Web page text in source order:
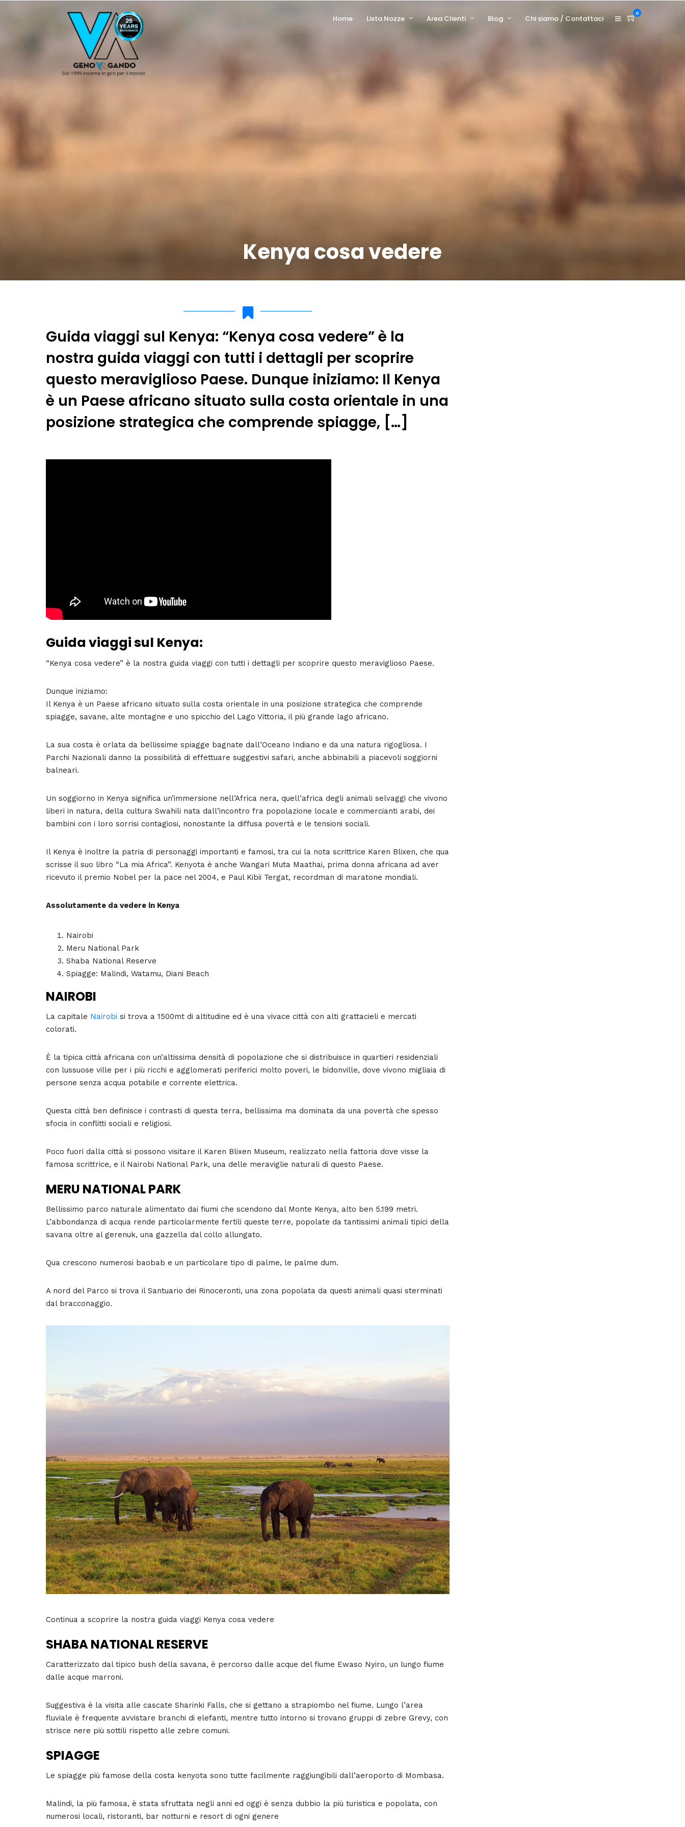
Home Lista Nozze Area Clienti Blog Chi siamo / Contattaci
0
Kenya cosa vedere
Guida viaggi sul Kenya: “Kenya cosa vedere” è la
nostra guida viaggi con tutti i dettagli per scoprire
questo meraviglioso Paese. Dunque iniziamo: Il Kenya
è un Paese africano situato sulla costa orientale in una
posizione strategica che comprende spiagge, […]
Guida viaggi sul Kenya:
“Kenya cosa vedere” è la nostra guida viaggi con tutti i dettagli per scoprire questo meraviglioso Paese.
Dunque iniziamo:
Il Kenya è un Paese africano situato sulla costa orientale in una posizione strategica che comprende
spiagge, savane, alte montagne e uno spicchio del Lago Vittoria, il più grande lago africano.
La sua costa è orlata da bellissime spiagge bagnate dall’Oceano Indiano e da una natura rigogliosa. I
Parchi Nazionali danno la possibilità di effettuare suggestivi safari, anche abbinabili a piacevoli soggiorni
balneari.
Un soggiorno in Kenya significa un’immersione nell’Africa nera, quell’africa degli animali selvaggi che vivono
liberi in natura, della cultura Swahili nata dall’incontro fra popolazione locale e commercianti arabi, dei
bambini con i loro sorrisi contagiosi, nonostante la diffusa povertà e le tensioni sociali.
Il Kenya è inoltre la patria di personaggi importanti e famosi, tra cui la nota scrittrice Karen Blixen, che qua
scrisse il suo libro “La mia Africa”. Kenyota è anche Wangari Muta Maathai, prima donna africana ad aver
ricevuto il premio Nobel per la pace nel 2004, e Paul Kibii Tergat, recordman di maratone mondiali.
Assolutamente da vedere in Kenya
Nairobi
Meru National Park
Shaba National Reserve
Spiagge: Malindi, Watamu, Diani Beach
NAIROBI
La capitale Nairobi si trova a 1500mt di altitudine ed è una vivace città con alti grattacieli e mercati
colorati.
È la tipica città africana con un’altissima densità di popolazione che si distribuisce in quartieri residenziali
con lussuose ville per i più ricchi e agglomerati periferici molto poveri, le bidonville, dove vivono migliaia di
persone senza acqua potabile e corrente elettrica.
Questa città ben definisce i contrasti di questa terra, bellissima ma dominata da una povertà che spesso
sfocia in conflitti sociali e religiosi.
Poco fuori dalla città si possono visitare il Karen Blixen Museum, realizzato nella fattoria dove visse la
famosa scrittrice, e il Nairobi National Park, una delle meraviglie naturali di questo Paese.
MERU NATIONAL PARK
Bellissimo parco naturale alimentato dai fiumi che scendono dal Monte Kenya, alto ben 5.199 metri.
L’abbondanza di acqua rende particolarmente fertili queste terre, popolate da tantissimi animali tipici della
savana oltre al gerenuk, una gazzella dal collo allungato.
Qua crescono numerosi baobab e un particolare tipo di palme, le palme dum.
A nord del Parco si trova il Santuario dei Rinoceronti, una zona popolata da questi animali quasi sterminati
dal bracconaggio.
Continua a scoprire la nostra guida viaggi Kenya cosa vedere
SHABA NATIONAL RESERVE
Caratterizzato dal tipico bush della savana, è percorso dalle acque del fiume Ewaso Nyiro, un lungo fiume
dalle acque marroni.
Suggestiva è la visita alle cascate Sharinki Falls, che si gettano a strapiombo nel fiume. Lungo l’area
fluviale è frequente avvistare branchi di elefanti, mentre tutto intorno si trovano gruppi di zebre Grevy, con
strisce nere più sottili rispetto alle zebre comuni.
SPIAGGE
Le spiagge più famose della costa kenyota sono tutte facilmente raggiungibili dall’aeroporto di Mombasa.
Malindi, la più famosa, è stata sfruttata negli anni ed oggi è senza dubbio la più turistica e popolata, con
numerosi locali, ristoranti, bar notturni e resort di ogni genere